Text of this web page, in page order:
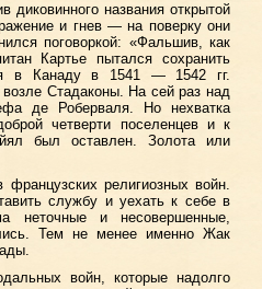
диковинного названия открытой
и гнев — на поверку они
поговоркой: «Фальшив, как
Картье пытался сохранить
в Канаду в 1541 — 1542 гг.
Стадаконы. На сей раз над
де Роберваля. Но нехватка
четверти поселенцев и к
был оставлен. Золота или
религиозных войн.
службу и уехать к себе в
неточные и несовершенные,
Тем не менее именно Жак
войн, которые надолго